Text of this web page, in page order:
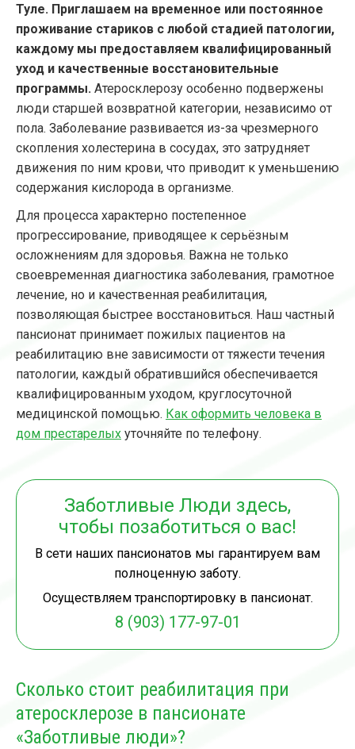
Туле. Приглашаем на временное или постоянное
проживание стариков с любой стадией патологии,
каждому мы предоставляем квалифицированный
уход и качественные восстановительные
программы. Атеросклерозу особенно подвержены
люди старшей возвратной категории, независимо от
пола. Заболевание развивается из-за чрезмерного
скопления холестерина в сосудах, это затрудняет
движения по ним крови, что приводит к уменьшению
содержания кислорода в организме.
Для процесса характерно постепенное
прогрессирование, приводящее к серьёзным
осложнениям для здоровья. Важна не только
своевременная диагностика заболевания, грамотное
лечение, но и качественная реабилитация,
позволяющая быстрее восстановиться. Наш частный
пансионат принимает пожилых пациентов на
реабилитацию вне зависимости от тяжести течения
патологии, каждый обратившийся обеспечивается
квалифицированным уходом, круглосуточной
медицинской помощью. Как оформить человека в
дом престарелых уточняйте по телефону.
Заботливые Люди здесь,
чтобы позаботиться о вас!
В сети наших пансионатов мы гарантируем вам
полноценную заботу.
Осуществляем транспортировку в пансионат.
8 (903) 177-97-01
Сколько стоит реабилитация при
атеросклерозе в пансионате
«Заботливые люди»?